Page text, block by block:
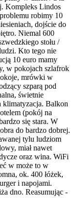
Kompleks Lindos
robimy 10
dojście do
Niemal 600
stołu /
Kto tego nie
10 euro mamy
w pokojach szlafrok
mrówki w
szparą pod
świetnie
klimatyzacja. Balkon
(pokój na
się stara. W
do bardzo dobrej.
tylu ludziom
miał nawet
oraz wina. WiFi
w może to w
ok. 400 łóżek,
i napojami.
dno. Reasumując -